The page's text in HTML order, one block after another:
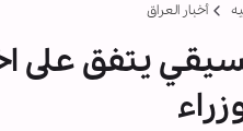
أخبار العراق
يتفق على